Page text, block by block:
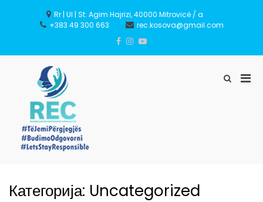
Rr | Ul | St: Agim Hajrizi, 40000 Mitrovicë / a
+383 49 300 663
rec.kosova@gmail.com
Show
Категорија: Uncategorized